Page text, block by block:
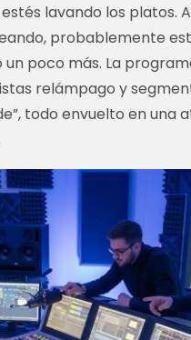
lavando los platos.
probablemente
poco más. La
relámpago y
todo envuelto en